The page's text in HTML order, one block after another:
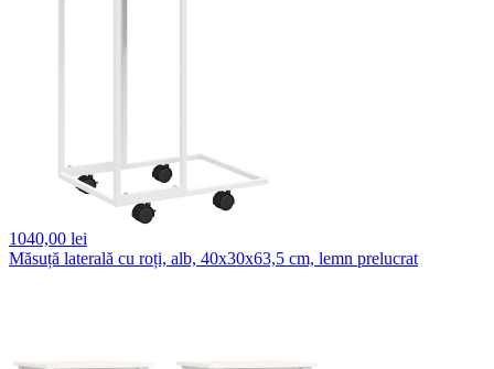
1040,00 lei
Măsuță laterală cu roți, alb, 40x30x63,5 cm, lemn prelucrat